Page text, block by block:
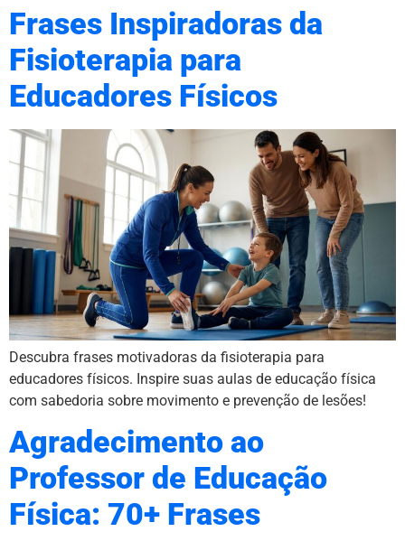
Frases Inspiradoras da
Fisioterapia para
Educadores Físicos
Descubra frases motivadoras da fisioterapia para
educadores físicos. Inspire suas aulas de educação física
com sabedoria sobre movimento e prevenção de lesões!
Agradecimento ao
Professor de Educação
Física: 70+ Frases